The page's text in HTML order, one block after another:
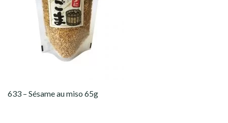
633 – Sésame au miso 65g